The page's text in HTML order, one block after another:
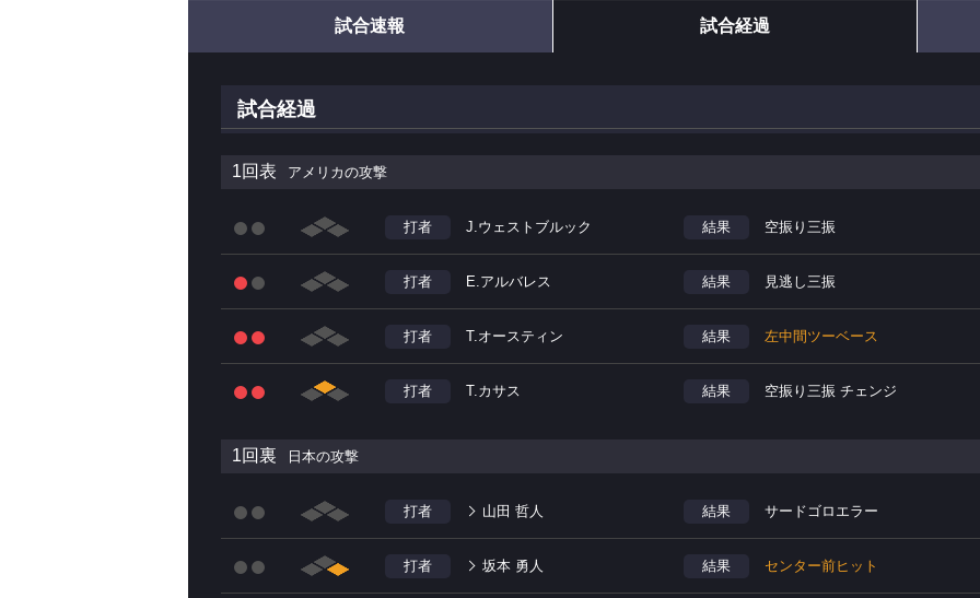
試合速報 試合経過
試合経過
1回表 アメリカの攻撃
打者 J.ウェストブルック 結果 空振り三振
打者 E.アルバレス 結果 見逃し三振
打者 T.オースティン 結果 左中間ツーベース
打者 T.カサス 結果 空振り三振 チェンジ
1回裏 日本の攻撃
打者 山田 哲人 結果 サードゴロエラー
打者 坂本 勇人 結果 センター前ヒット